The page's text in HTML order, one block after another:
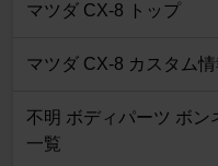
マツダ CX-8 トップ
マツダ CX-8 カスタム情
不明 ボディパーツ ボ
一覧